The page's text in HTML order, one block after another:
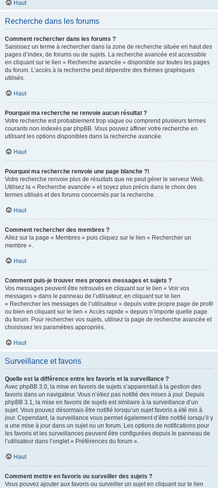
Haut
Recherche dans les forums
Comment rechercher dans les forums ?
Saisissez un terme à rechercher dans la zone de recherche située en haut des
pages d’index, de forums ou de sujets. La recherche avancée est accessible
en cliquant sur le lien « Recherche avancée » disponible sur toutes les pages
du forum. L’accès à la recherche peut dépendre des thèmes graphiques
utilisés.
Haut
Pourquoi ma recherche ne renvoie aucun résultat ?
Votre recherche est probablement trop vague ou comprend plusieurs termes
courants non indexés par phpBB. Vous pouvez affiner votre recherche en
utilisant les options disponibles dans la recherche avancée.
Haut
Pourquoi ma recherche renvoie une page blanche ?!
Votre recherche renvoie plus de résultats que ne peut gérer le serveur Web.
Utilisez la « Recherche avancée » et soyez plus précis dans le choix des
termes utilisés et des forums concernés par la recherche.
Haut
Comment rechercher des membres ?
Allez sur la page « Membres » puis cliquez sur le lien « Rechercher un
membre ».
Haut
Comment puis-je trouver mes propres messages et sujets ?
Vos messages peuvent être retrouvés en cliquant sur le lien « Voir vos
messages » dans le panneau de l’utilisateur, en cliquant sur le lien
« Rechercher les messages de l’utilisateur » depuis votre propre page de profil
ou bien en cliquant sur le lien « Accès rapide » depuis n’importe quelle page
du forum. Pour rechercher vos sujets, utilisez la page de recherche avancée et
choisissez les paramètres appropriés.
Haut
Surveillance et favoris
Quelle est la différence entre les favoris et la surveillance ?
Avec phpBB 3.0, la mise en favoris de sujets s’apparentait à la gestion des
favoris dans un navigateur. Vous n’étiez pas notifié des mises à jour. Depuis
phpBB 3.1, la mise en favoris de sujets est similaire à la surveillance d’un
sujet. Vous pouvez désormais être notifié lorsqu’un sujet favoris a été mis à
jour. Cependant, la surveillance vous permet également d’être notifié lorsqu’il y
a une mise à jour dans un sujet ou un forum. Les options de notifications pour
les favoris et les surveillances peuvent être configurées depuis le panneau de
l’utilisateur dans l’onglet « Préférences du forum ».
Haut
Comment mettre en favoris ou surveiller des sujets ?
Vous pouvez ajouter aux favoris ou surveiller un sujet en cliquant sur le lien